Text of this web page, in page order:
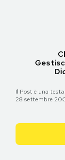
Il Post è una
28 settembre